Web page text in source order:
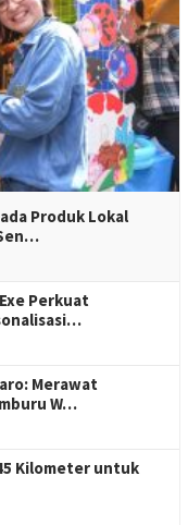
Produk Lokal
Perkuat
Merawat
W…
Kilometer untuk